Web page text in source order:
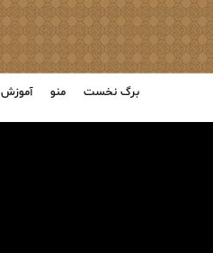
برگ نخست منو آموزش